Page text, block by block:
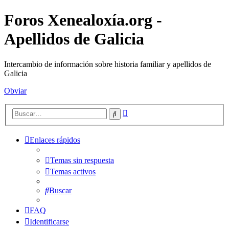
Foros Xenealoxía.org -
Apellidos de Galicia
Intercambio de información sobre historia familiar y apellidos de
Galicia
Obviar
Buscar
Enlaces rápidos
Temas sin respuesta
Temas activos
Buscar
FAQ
Identificarse